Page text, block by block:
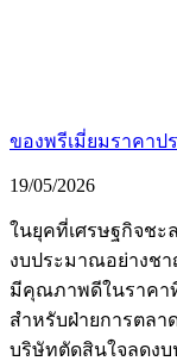
ของพรีเมี่ยมราคาป
19/05/2026
ในยุคที่เศรษฐกิจชะ
งบประมาณอย่างช
มีคุณภาพดีในราคา
สำหรับฝ่ายการตลา
บริษัทตัดสินใจลดง